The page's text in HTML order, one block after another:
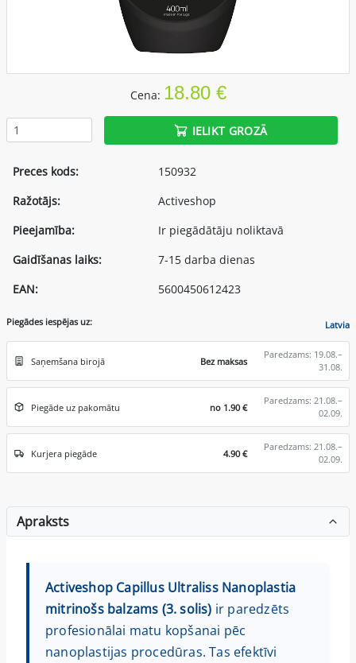
Cena: 18.80 €
IELIKT GROZĀ
Preces kods:
150932
Ražotājs:
Activeshop
Pieejamība:
Ir piegādātāju noliktavā
Gaidīšanas laiks:
7-15 darba dienas
EAN:
5600450612423
Piegādes iespējas uz: Latvia
Saņemšana birojā Bez maksas
Paredzams: 19.08.–
31.08.
Piegāde uz pakomātu no 1.90 €
Paredzams: 21.08.–
02.09.
Kurjera piegāde 4.90 €
Paredzams: 21.08.–
02.09.
Apraksts
Activeshop Capillus Ultraliss Nanoplastia
mitrinošs balzams (3. solis) ir paredzēts
profesionālai matu kopšanai pēc
nanoplastijas procedūras. Tas efektīvi